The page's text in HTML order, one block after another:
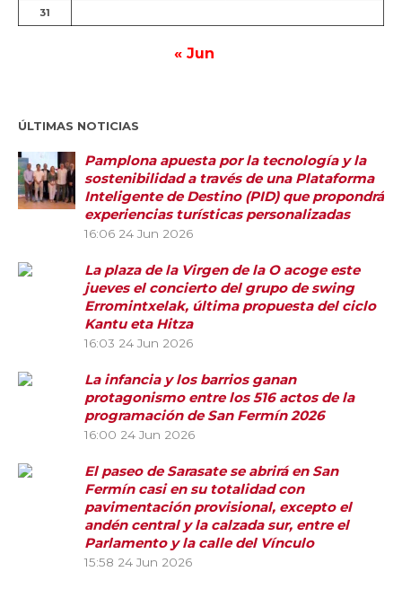
31
« Jun
ÚLTIMAS NOTICIAS
Pamplona apuesta por la tecnología y la
sostenibilidad a través de una Plataforma
Inteligente de Destino (PID) que propondrá
experiencias turísticas personalizadas
16:06 24 Jun 2026
La plaza de la Virgen de la O acoge este
jueves el concierto del grupo de swing
Erromintxelak, última propuesta del ciclo
Kantu eta Hitza
16:03 24 Jun 2026
La infancia y los barrios ganan
protagonismo entre los 516 actos de la
programación de San Fermín 2026
16:00 24 Jun 2026
El paseo de Sarasate se abrirá en San
Fermín casi en su totalidad con
pavimentación provisional, excepto el
andén central y la calzada sur, entre el
Parlamento y la calle del Vínculo
15:58 24 Jun 2026